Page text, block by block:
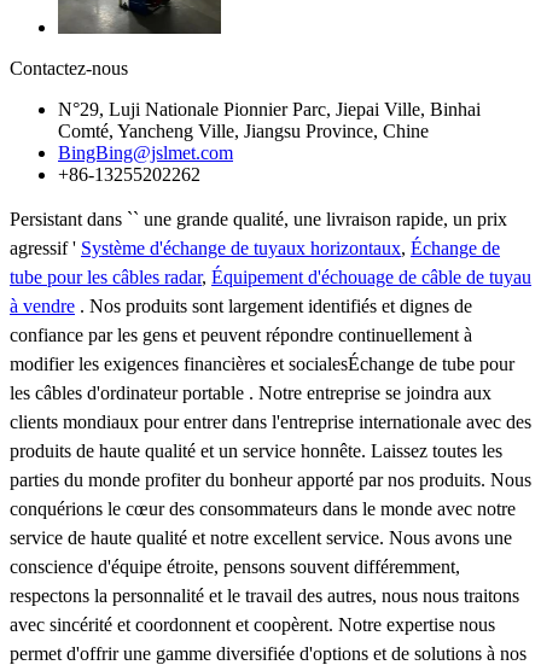
Contactez-nous
N°29, Luji Nationale Pionnier Parc, Jiepai Ville, Binhai
Comté, Yancheng Ville, Jiangsu Province, Chine
BingBing@jslmet.com
+86-13255202262
Persistant dans `` une grande qualité, une livraison rapide, un prix
agressif ' Système d'échange de tuyaux horizontaux, Échange de
tube pour les câbles radar, Équipement d'échouage de câble de tuyau
à vendre . Nos produits sont largement identifiés et dignes de
confiance par les gens et peuvent répondre continuellement à
modifier les exigences financières et socialesÉchange de tube pour
les câbles d'ordinateur portable . Notre entreprise se joindra aux
clients mondiaux pour entrer dans l'entreprise internationale avec des
produits de haute qualité et un service honnête. Laissez toutes les
parties du monde profiter du bonheur apporté par nos produits. Nous
conquérions le cœur des consommateurs dans le monde avec notre
service de haute qualité et notre excellent service. Nous avons une
conscience d'équipe étroite, pensons souvent différemment,
respectons la personnalité et le travail des autres, nous nous traitons
avec sincérité et coordonnent et coopèrent. Notre expertise nous
permet d'offrir une gamme diversifiée d'options et de solutions à nos